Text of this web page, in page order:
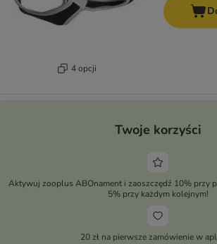
4 opcji
Twoje korzyści
Aktywuj zooplus ABOnament i zaoszczędź 10% przy
5% przy każdym kolejnym!
20 zł na pierwsze zamówienie w